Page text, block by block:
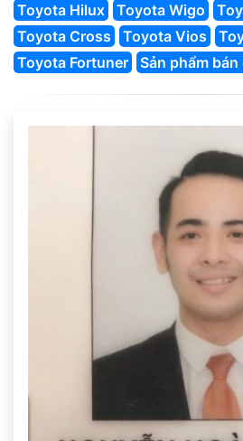
Toyota Hilux Toyota Wigo
Toyota Cross
Toyota Vios
Toyota Fortuner
Sản phẩm